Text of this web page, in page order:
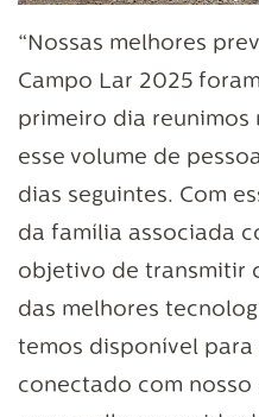
“Nossas melhores
Campo Lar 2025
primeiro dia reunimos
esse volume de
dias seguintes. Com
da família associada
objetivo de transmitir
das melhores
temos disponível
conectado com